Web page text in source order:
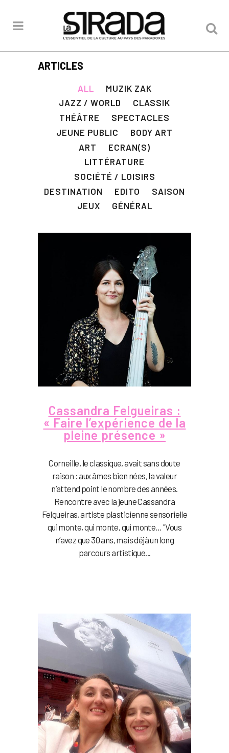
ARTICLES
ALL
MUZIK ZAK
JAZZ / WORLD
CLASSIK
THÉÂTRE
SPECTACLES
JEUNE PUBLIC
BODY ART
ART
ECRAN(S)
LITTÉRATURE
SOCIÉTÉ / LOISIRS
DESTINATION
EDITO
SAISON
JEUX
GÉNÉRAL
Cassandra Felgueiras :
« Faire l’expérience de la
pleine présence »
Corneille, le classique, avait sans doute
raison : aux âmes bien nées, la valeur
n’attend point le nombre des années.
Rencontre avec la jeune Cassandra
Felgueiras, artiste plasticienne sensorielle
qui monte, qui monte, qui monte… "Vous
n’avez que 30 ans, mais déjà un long
parcours artistique...